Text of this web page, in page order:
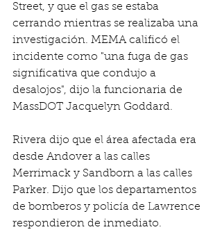
Street, y que el gas se estaba
cerrando mientras se realizaba una
investigación. MEMA calificó el
incidente como "una fuga de gas
significativa que condujo a
desalojos", dijo la funcionaria de
MassDOT Jacquelyn Goddard.
Rivera dijo que el área afectada era
desde Andover a las calles
Merrimack y Sandborn a las calles
Parker. Dijo que los departamentos
de bomberos y policía de Lawrence
respondieron de inmediato.